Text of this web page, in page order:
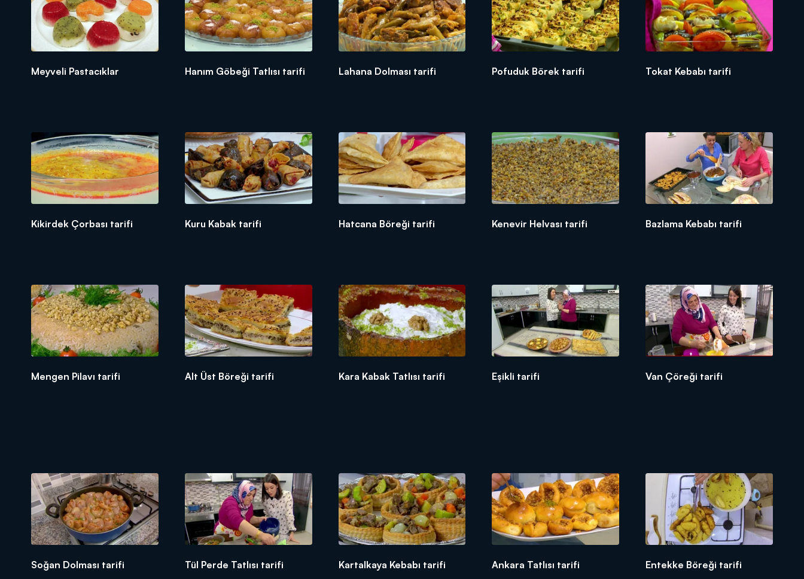
Meyveli Pastacıklar Hanım Göbeği Tatlısı tarifi Lahana Dolması tarifi Pofuduk Börek tarifi Tokat Kebabı tarifi
Kikirdek Çorbası tarifi Kuru Kabak tarifi Hatcana Böreği tarifi Kenevir Helvası tarifi Bazlama Kebabı tarifi
Mengen Pilavı tarifi Alt Üst Böreği tarifi Kara Kabak Tatlısı tarifi Eşikli tarifi Van Çöreği tarifi
Soğan Dolması tarifi Tül Perde Tatlısı tarifi Kartalkaya Kebabı tarifi Ankara Tatlısı tarifi Entekke Böreği tarifi